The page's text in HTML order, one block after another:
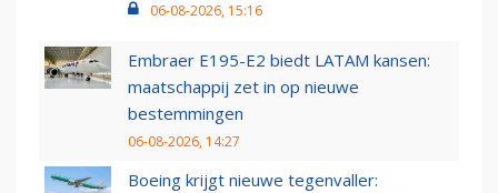
06-08-2026, 15:16
Embraer E195-E2 biedt LATAM kansen:
maatschappij zet in op nieuwe
bestemmingen
06-08-2026, 14:27
Boeing krijgt nieuwe tegenvaller: